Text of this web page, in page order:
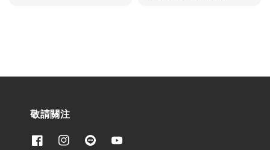
敬請關注